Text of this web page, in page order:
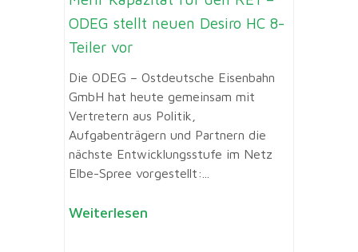
ODEG stellt neuen Desiro HC 8-
Teiler vor
Die ODEG – Ostdeutsche Eisenbahn
GmbH hat heute gemeinsam mit
Vertretern aus Politik,
Aufgabenträgern und Partnern die
nächste Entwicklungsstufe im Netz
Elbe-Spree vorgestellt:...
Weiterlesen